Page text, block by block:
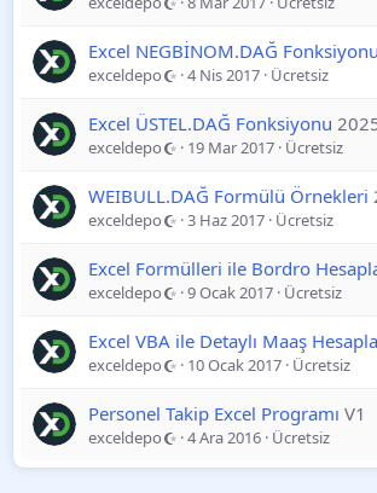
Excel NEGBİNOM.DAĞ Fonksiyonu
exceldepo 4 Nis 2017 Ücretsiz
Excel ÜSTEL.DAĞ Fonksiyonu
exceldepo 19 Mar 2017 Ücretsiz
WEIBULL.DAĞ Formülü Örnekleri
exceldepo 3 Haz 2017 Ücretsiz
Excel Formülleri ile Bordro
exceldepo 9 Ocak 2017 Ücretsiz
Excel VBA ile Detaylı Maaş
exceldepo 10 Ocak 2017 Ücretsiz
Personel Takip Excel Programı V1
exceldepo 4 Ara 2016 Ücretsiz